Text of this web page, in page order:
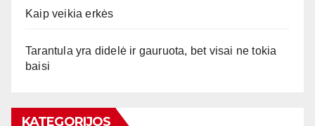
Kaip veikia erkės
Tarantula yra didelė ir gauruota, bet visai ne tokia
baisi
KATEGORIJOS